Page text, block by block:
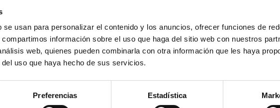
usan para personalizar el contenido y los anuncios, ofrecer funciones de
información sobre el uso que haga del sitio web con nuestros
web, quienes pueden combinarla con otra información que les haya
uso que haya hecho de sus servicios.
Preferencias Estadística
en las ampollas de disolvente incluidas en un lote del medicamento
sobre medicamentos de uso humano del mes de diciembre de 2020
de Medicamentos de Uso Humano, celebrada el 16 de febrero de 2021
2021